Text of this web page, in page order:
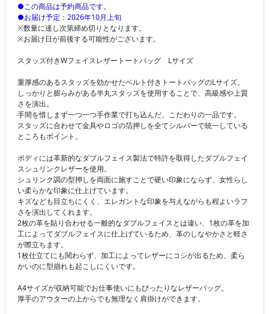
●この商品は予約商品です。
●お届け予定：2026年10月上旬
※数量に達し次第締め切りとなります。
※お届け日が前後する可能性がございます。
スタッズ付きWフェイスレザートートバッグ Lサイズ
重厚感のあるスタッズを効かせたベルト付きトートバッグのLサイズ。
しっかりと膨らみがある半丸スタッズを使用することで、高級感や上質
さを演出。
手間を惜しまず一つ一つ手作業で打ち込んだ、こだわりの一品です。
スタッズに合わせて金具やロゴの箔押しを全てシルバーで統一している
ところもポイント。
ボディには革新的なダブルフェイス製法で特許を取得したダブルフェイ
スシュリンクレザーを使用。
シュリンク調の型押しを両面に施すことで硬い印象にならず、女性らし
い柔らかな印象に仕上げています。
キズなども目立ちにくく、エレガントな印象を与えながらも程よいラフ
さを演出してくれます。
2枚の革を貼り合わせる一般的なダブルフェイスとは違い、1枚の革を加
工によってダブルフェイスに仕上げているため、革のしなやかさと軽さ
が際立ちます。
1枚仕立てにも関わらず、加工によってレザーにコシが出るため、柔ら
かいのに型崩れも起こしにくいです。
A4サイズが収納可能でお仕事使いにもぴったりなレザーバッグ。
厚手のアウターの上からでも無理なく肩掛けができます。